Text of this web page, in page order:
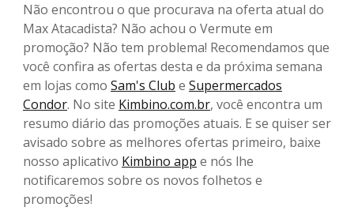
Não encontrou o que procurava na oferta atual do
Max Atacadista? Não achou o Vermute em
promoção? Não tem problema! Recomendamos que
você confira as ofertas desta e da próxima semana
em lojas como Sam's Club e Supermercados
Condor. No site Kimbino.com.br, você encontra um
resumo diário das promoções atuais. E se quiser ser
avisado sobre as melhores ofertas primeiro, baixe
nosso aplicativo Kimbino app e nós lhe
notificaremos sobre os novos folhetos e
promoções!